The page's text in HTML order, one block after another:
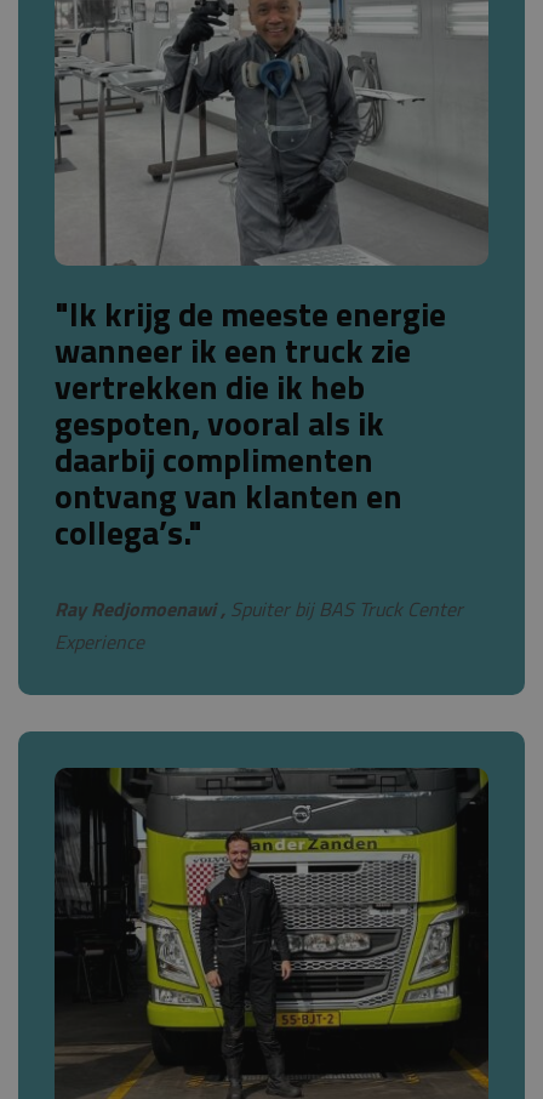
"Ik krijg de meeste energie
wanneer ik een truck zie
vertrekken die ik heb
gespoten, vooral als ik
daarbij complimenten
ontvang van klanten en
collega’s."
Ray Redjomoenawi , Spuiter bij BAS Truck Center
Experience